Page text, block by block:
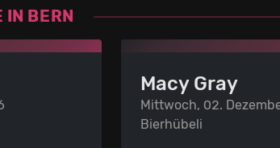
IN BERN
Macy Gray
Mittwoch, 02.
Bierhübeli